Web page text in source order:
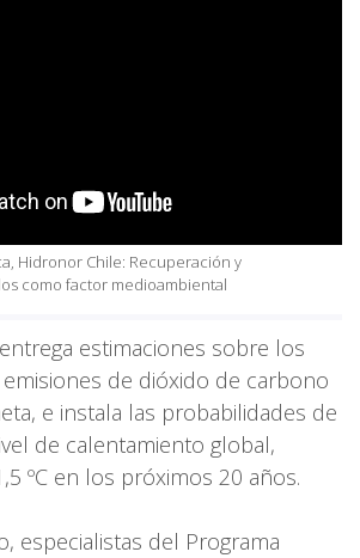
Hidronor Chile: Recuperación y
como factor medioambiental
estimaciones sobre los
de dióxido de carbono
e instala las probabilidades de
de calentamiento global,
ºC en los próximos 20 años.
especialistas del Programa